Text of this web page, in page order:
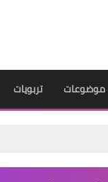
موضوعات تربويات